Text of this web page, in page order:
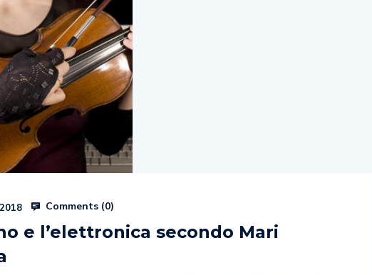
Comments (0)
e l’elettronica secondo Mari